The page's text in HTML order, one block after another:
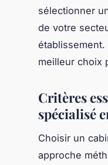
sélectionner
de votre
meilleur choix
Critères
spécialisé
Choisir un
approche